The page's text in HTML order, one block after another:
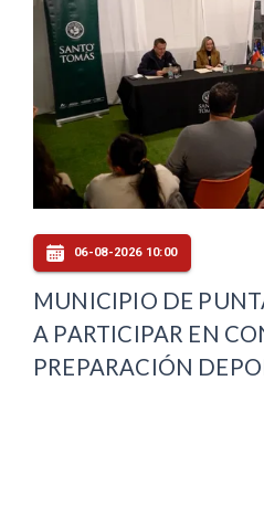
06-08-2026 10:00
MUNICIPIO DE
A PARTICIPAR EN
PREPARACIÓN